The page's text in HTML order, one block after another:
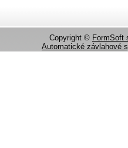
Copyright © FormSoft
Automatické závlahové